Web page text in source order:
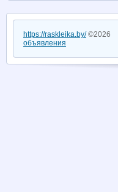
https://raskleika.by/©2026
объявления